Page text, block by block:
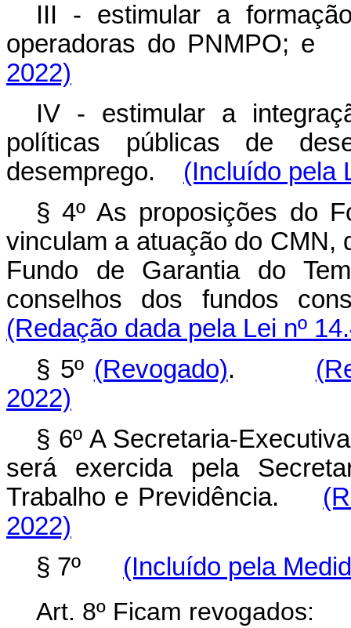
III - estimular a
operadoras do
2022)
IV - estimular a
políticas públicas de
desemprego. (Incluído pela
§ 4º As proposições do
vinculam a atuação do CMN,
Fundo de Garantia do
conselhos dos fundos
(Redação dada pela Lei nº
§ 5º (Revogado).
2022)
§ 6º A Secretaria-
será exercida pela
Trabalho e Previdência.
2022)
§ 7º (Incluído pela
Art. 8º Ficam revogados: